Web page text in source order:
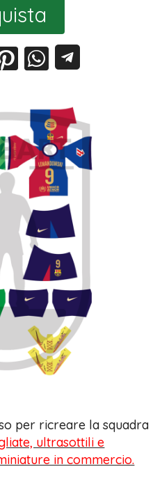
per ricreare la squadra
ultrasottili e
in commercio.